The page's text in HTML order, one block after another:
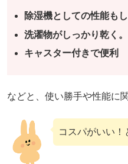
除湿機としての性能も
洗濯物がしっかり乾く。
キャスター付きで便利
などと、使い勝手や性能に
コスパがいい！